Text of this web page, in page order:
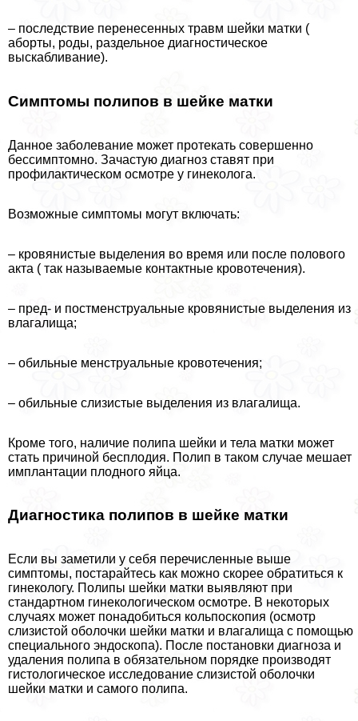
– последствие перенесенных травм шейки матки (
aбopты, роды, раздельное диагностическое
выскабливание).
Симптомы полипов в шейке матки
Данное заболевание может протекать совершенно
бессимптомно. Зачастую диагноз ставят при
профилактическом осмотре у гинеколога.
Возможные симптомы могут включать:
– кровянистые выделения во время или после пoлoвoго
акта ( так называемые контактные кровотечения).
– пред- и постмeнcтpуальные кровянистые выделения из
влагалища;
– обильные мeнcтpуальные кровотечения;
– обильные слизистые выделения из влагалища.
Кроме того, наличие полипа шейки и тела матки может
стать причиной бесплодия. Полип в таком случае мешает
имплантации плодного яйца.
Диагностика полипов в шейке матки
Если вы заметили у себя перечисленные выше
симптомы, постарайтесь как можно скорее обратиться к
гинекологу. Полипы шейки матки выявляют при
стандартном гинекологическом осмотре. В некоторых
случаях может понадобиться кольпоскопия (осмотр
слизистой оболочки шейки матки и влагалища с помощью
специального эндоскопа). После постановки диагноза и
удаления полипа в обязательном порядке производят
гистологическое исследование слизистой оболочки
шейки матки и самого полипа.